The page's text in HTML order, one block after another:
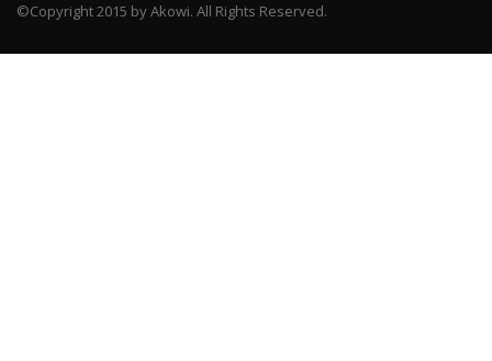
©Copyright 2015 by Akowi. All Rights Reserved.